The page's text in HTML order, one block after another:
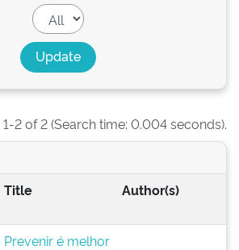
1-2 of 2 (Search time: 0.004 seconds).
Title Author(s)
Prevenir é melhor